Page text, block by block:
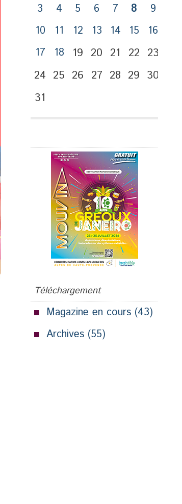
3
4 5 6 7 8
9
10
11 12 13 14 15
16
17
18 19 20 21 22 23
24 25 26 27 28 29 30
31
Téléchargement
Magazine en cours (43)
Archives (55)